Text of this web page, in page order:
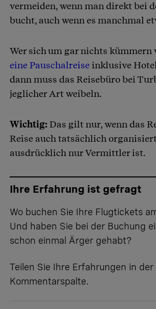
vermeiden, wenn man direkt bei
bucht, auch wenn es manchmal
Wer sich um gar nichts kümmern
eine Pauschalreiseinklusive
dann muss das Reisebüro bei
jeglicher Art weibeln.
Wichtig:Das gilt nur, wenn das
Reise auch tatsächlich
ausdrücklich nur Vermittler ist.
Ihre Erfahrung ist gefragt
Wo buchen Sie Ihre Flugtickets
Und haben Sie bei der Buchung
schon einmal Ärger gehabt?
Teilen Sie Ihre Erfahrungen in der
Kommentarspalte.